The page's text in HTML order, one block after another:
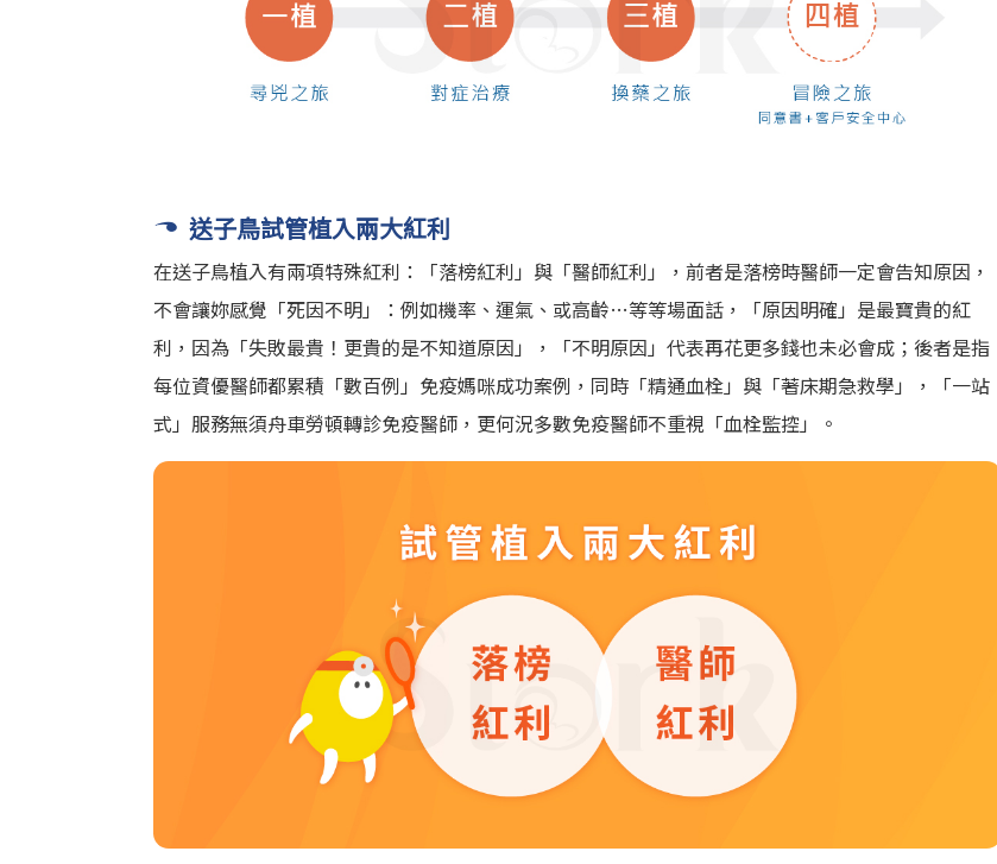
送子鳥試管植入兩大紅利
在送子鳥植入有兩項特殊紅利：「落榜紅利」與「醫師紅利」，前者是落榜時醫師一定會告知原因，
不會讓妳感覺「死因不明」：例如機率、運氣、或高齡…等等場面話，「原因明確」是最寶貴的紅
利，因為「失敗最貴！更貴的是不知道原因」，「不明原因」代表再花更多錢也未必會成；後者是指
每位資優醫師都累積「數百例」免疫媽咪成功案例，同時「精通血栓」與「著床期急救學」，「一站
式」服務無須舟車勞頓轉診免疫醫師，更何況多數免疫醫師不重視「血栓監控」。